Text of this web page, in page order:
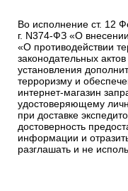
Во исполнение ст. 12
г. N374-ФЗ «О
«О противодействии
законодательных
установления
терроризму и
интернет-магазин
удостоверяющему
при доставке
достоверность
информации и
разглашать и не